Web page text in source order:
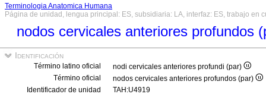
Terminologia Anatomica Humana
Página de unidad, lengua principal: ES, subsidiaria: LA, interfaz: ES, trabajo en
nodos cervicales anteriores profundos
Identificación
Término latino oficial
nodi cervicales anteriores profundi (par)
Término oficial
nodos cervicales anteriores profundos (par)
Identificador de unidad
TAH:U4919